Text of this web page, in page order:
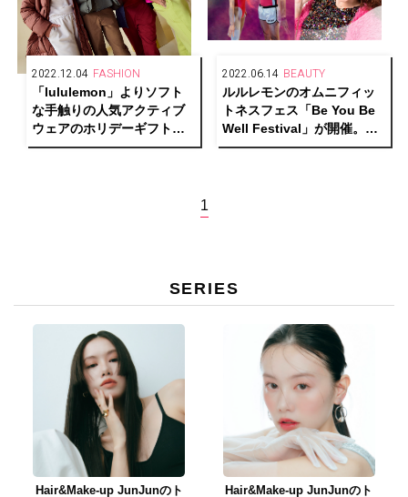
2022.12.04 FASHION
「lululemon」よりソフト
な手触りの人気アクティブ
ウェアのホリデーギフトが
登場
2022.06.14 BEAUTY
ルルレモンのオムニフィッ
トネスフェス「Be You Be
Well Festival」が開催。平
野ノラがオープニングゲス
1
SERIES
Hair&Make-up JunJunのト
Hair&Make-up JunJunのト